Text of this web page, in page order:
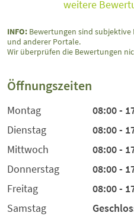
weitere
INFO: Bewertungen sind
und anderer Portale.
Wir überprüfen die Bewertungen
Öffnungszeiten
Montag
08:00 -
Dienstag
08:00 -
Mittwoch
08:00 -
Donnerstag
08:00 -
Freitag
08:00 -
Samstag